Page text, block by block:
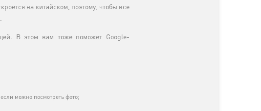
на китайском, поэтому, чтобы все
В этом вам тоже поможет Google-
можно посмотреть фото;